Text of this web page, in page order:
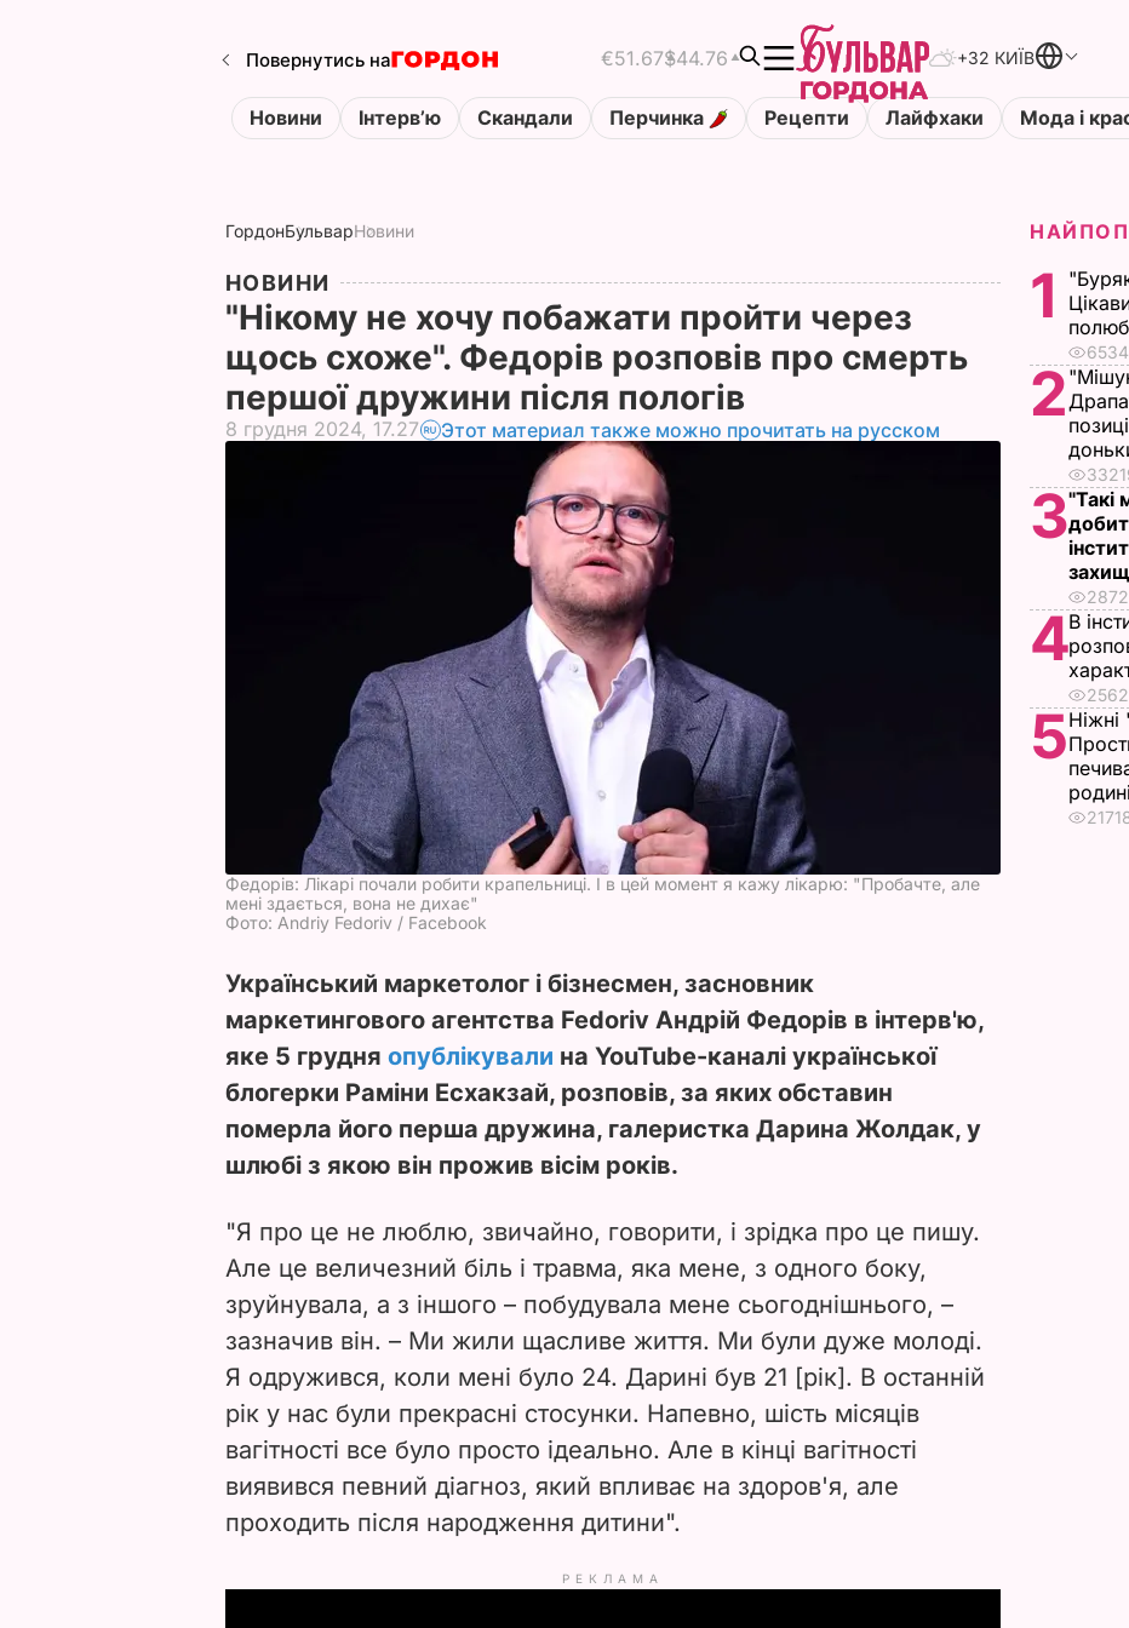
Повернутись на €51.67$44.76 +32 КИЇВ
Новини Інтервʼю Скандали Перчинка Рецепти Лайфхаки Мода і
ГордонБульварНовини
НОВИНИ
"Нікому не хочу побажати пройти через
щось схоже". Федорів розповів про смерть
першої дружини після пологів
8 грудня 2024, 17.27 Этот материал также можно прочитать на русском
Федорів: Лікарі почали робити крапельниці. І в цей момент я кажу лікарю: "Пробачте, але
мені здається, вона не дихає"
Фото: Andriy Fedoriv / Facebook
Український маркетолог і бізнесмен, засновник
маркетингового агентства Fedoriv Андрій Федорів в інтерв'ю,
яке 5 грудня опублікували на YouTube-каналі української
блогерки Раміни Есхакзай, розповів, за яких обставин
померла його перша дружина, галеристка Дарина Жолдак, у
шлюбі з якою він прожив вісім років.
"Я про це не люблю, звичайно, говорити, і зрідка про це пишу.
Але це величезний біль і травма, яка мене, з одного боку,
зруйнувала, а з іншого – побудувала мене сьогоднішнього, –
зазначив він. – Ми жили щасливе життя. Ми були дуже молоді.
Я одружився, коли мені було 24. Дарині був 21 [рік]. В останній
рік у нас були прекрасні стосунки. Напевно, шість місяців
вагітності все було просто ідеально. Але в кінці вагітності
виявився певний діагноз, який впливає на здоров'я, але
проходить після народження дитини".
РЕКЛАМА
1
2
3"Такі
4В
5
родині